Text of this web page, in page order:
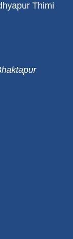
Thimi